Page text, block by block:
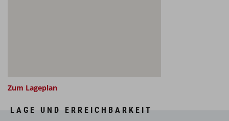
Zum Lageplan
LAGE UND ERREICHBARKEIT